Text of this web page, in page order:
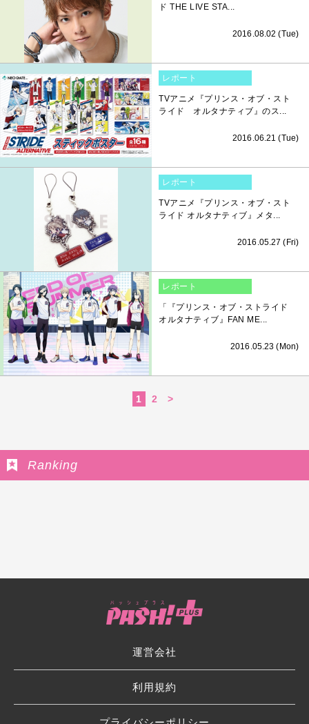
ド THE LIVE STA...
2016.08.02 (Tue)
レポート
TVアニメ『プリンス・オブ・スト
ライド オルタナティブ』のス...
2016.06.21 (Tue)
レポート
TVアニメ『プリンス・オブ・スト
ライド オルタナティブ』メタ...
2016.05.27 (Fri)
レポート
「『プリンス・オブ・ストライド
オルタナティブ』FAN ME...
2016.05.23 (Mon)
1 2 >
Ranking
運営会社
利用規約